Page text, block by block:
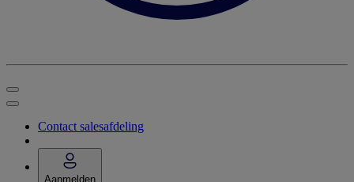
Contact salesafdeling
Aanmelden